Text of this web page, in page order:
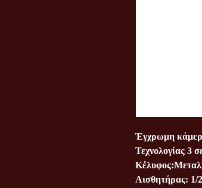
Έγχρωμη
Τεχνολογίας 3
Αισθητήρας: